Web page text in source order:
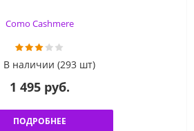
Como Cashmere
В наличии (293 шт)
1 495 руб.
ПОДРОБНЕЕ